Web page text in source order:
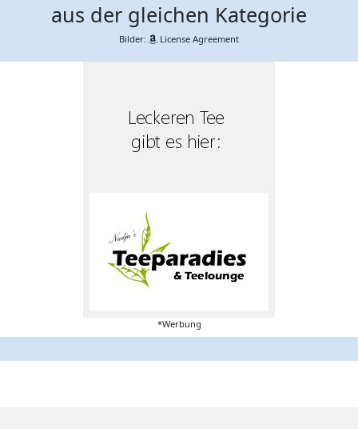
aus der gleichen Kategorie
Bilder: License Agreement
*Werbung